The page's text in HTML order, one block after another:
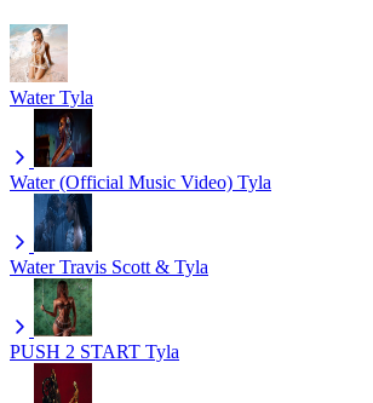
Water Tyla
Water (Official Music Video) Tyla
Water Travis Scott & Tyla
PUSH 2 START Tyla